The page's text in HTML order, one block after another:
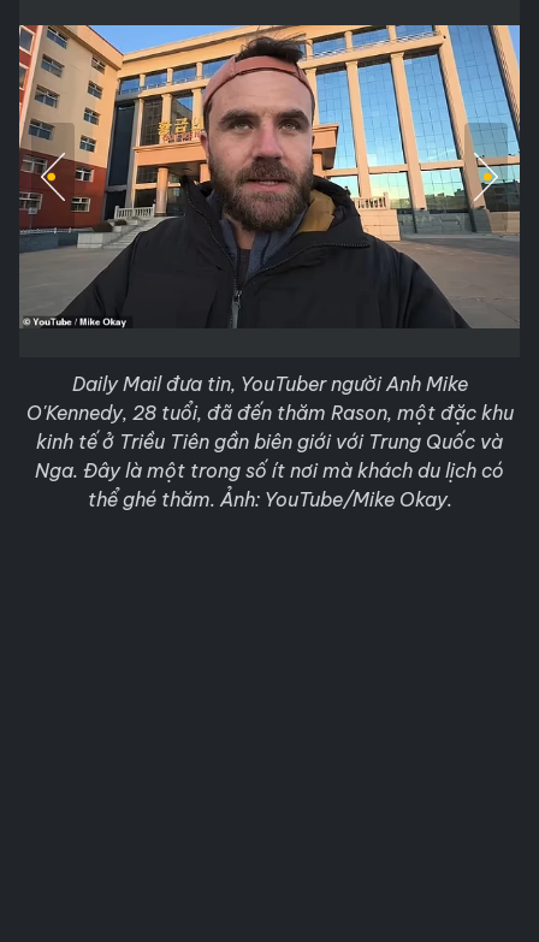
Daily Mail đưa tin, YouTuber người Anh Mike
O'Kennedy, 28 tuổi, đã đến thăm Rason, một đặc khu
kinh tế ở Triều Tiên gần biên giới với Trung Quốc và
Nga. Đây là một trong số ít nơi mà khách du lịch có
thể ghé thăm. Ảnh: YouTube/Mike Okay.